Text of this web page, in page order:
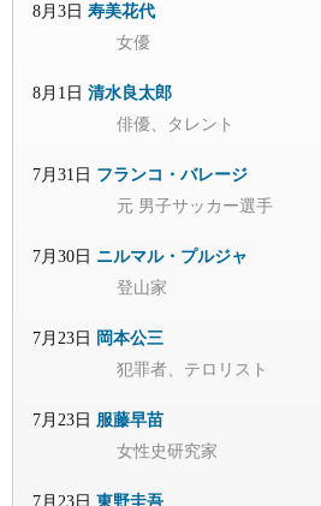
8月3日 寿美花代
女優
8月1日 清水良太郎
俳優、タレント
7月31日 フランコ・バレージ
元 男子サッカー選手
7月30日 ニルマル・プルジャ
登山家
7月23日 岡本公三
犯罪者、テロリスト
7月23日 服藤早苗
女性史研究家
7月23日 東野圭吾